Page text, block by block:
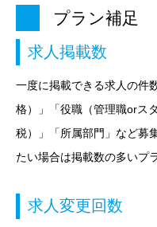
プラン補足
求人掲載数
一度に掲載できる求人の件
格）」「役職（管理職orス
税）」「所属部門」など募
たい場合は掲載数の多いプ
求人変更回数